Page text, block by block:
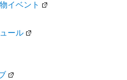
イベント
ール